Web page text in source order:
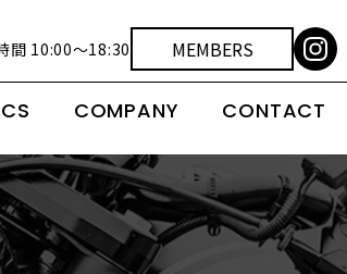
間 10:00～18:30 MEMBERS
COMPANY CONTACT